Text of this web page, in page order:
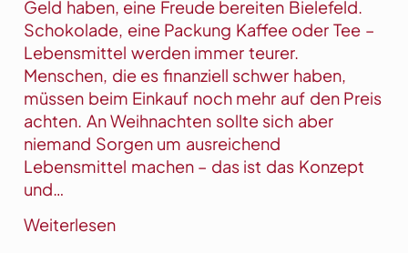
e
r
i
m
K
r
e
i
e
s
c
h
e
i
n
e
r
Geld haben, eine Freude bereiten Bielefeld.
Schokolade, eine Packung Kaffee oder Tee –
Lebensmittel werden immer teurer.
Menschen, die es finanziell schwer haben,
müssen beim Einkauf noch mehr auf den Preis
achten. An Weihnachten sollte sich aber
niemand Sorgen um ausreichend
Lebensmittel machen – das ist das Konzept
und…
Weiterlesen: